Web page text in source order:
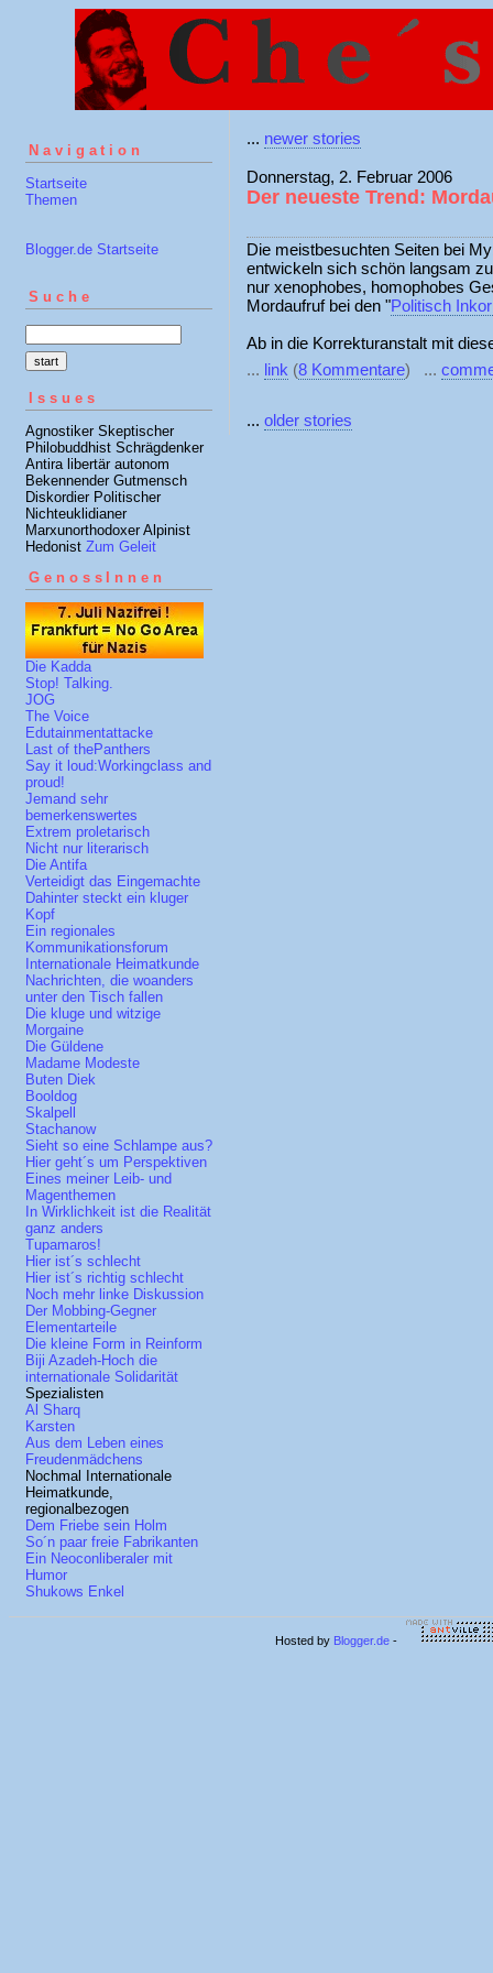
Navigation
Startseite
Themen
Blogger.de Startseite
Suche
Issues
Agnostiker Skeptischer
Philobuddhist Schrägdenker
Antira libertär autonom
Bekennender Gutmensch
Diskordier Politischer
Nichteuklidianer
Marxunorthodoxer Alpinist
Hedonist Zum Geleit
GenossInnen
Die Kadda
Stop! Talking.
JOG
The Voice
Edutainmentattacke
Last of thePanthers
Say it loud:Workingclass and
proud!
Jemand sehr
bemerkenswertes
Extrem proletarisch
Nicht nur literarisch
Die Antifa
Verteidigt das Eingemachte
Dahinter steckt ein kluger
Kopf
Ein regionales
Kommunikationsforum
Internationale Heimatkunde
Nachrichten, die woanders
unter den Tisch fallen
Die kluge und witzige
Morgaine
Die Güldene
Madame Modeste
Buten Diek
Booldog
Skalpell
Stachanow
Sieht so eine Schlampe aus?
Hier geht´s um Perspektiven
Eines meiner Leib- und
Magenthemen
In Wirklichkeit ist die Realität
ganz anders
Tupamaros!
Hier ist´s schlecht
Hier ist´s richtig schlecht
Noch mehr linke Diskussion
Der Mobbing-Gegner
Elementarteile
Die kleine Form in Reinform
Biji Azadeh-Hoch die
internationale Solidarität
Spezialisten
Al Sharq
Karsten
Aus dem Leben eines
Freudenmädchens
Nochmal Internationale
Heimatkunde,
regionalbezogen
Dem Friebe sein Holm
So´n paar freie Fabrikanten
Ein Neoconliberaler mit
Humor
Shukows Enkel
... newer stories
Donnerstag, 2. Februar 2006
Der neueste Trend:
Die meistbesuchten Seiten bei
entwickeln sich schön langsam
nur xenophobes, homophobes
Mordaufruf bei den "Politisch
Ab in die Korrekturanstalt mit
... link (8 Kommentare) ...
... older stories
Hosted by Blogger.de -